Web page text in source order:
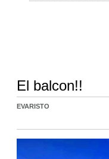
El balcon!!
EVARISTO